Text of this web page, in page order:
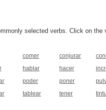
selected verbs. Click on
comer conjurar
hablar hacer
poder poner
tablear tener